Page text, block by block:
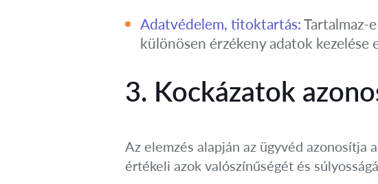
Adatvédelem, titoktartás: Tartalmaz-
különösen érzékeny adatok kezelése
3. Kockázatok
Az elemzés alapján az ügyvéd azonosítja
értékeli azok valószínűségét és